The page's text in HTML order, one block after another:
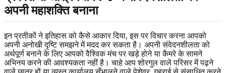
अपनी महाशक्ति बनाना
इन प्रतीकों ने इतिहास को कैसे आकार दिया, इस पर विचार करना आपको
अपनी अनोखी दृष्टि समझने में मदद कर सकता है। अपनी संवेदनशीलता को
अर्थपूर्ण बनाने के लिए आपको वैश्विक मंच पर खड़े होने या कैमरे के सामने
अभिनय करने की आवश्यकता नहीं है। चाहे आप शोरगुल वाले परिसर में पढ़ने